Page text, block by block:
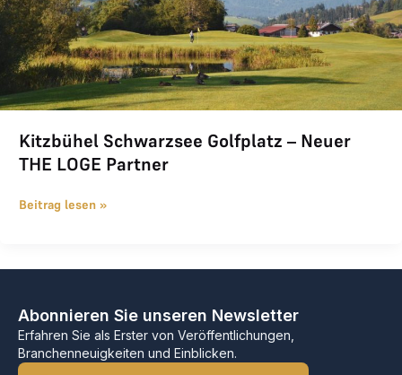
Kitzbühel Schwarzsee Golfplatz – Neuer
THE LOGE Partner
Beitrag lesen »
Abonnieren Sie unseren Newsletter
Erfahren Sie als Erster von Veröffentlichungen,
Branchenneuigkeiten und Einblicken.